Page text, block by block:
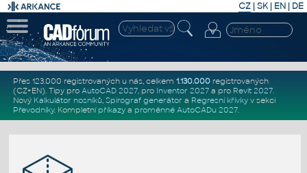
CZ | SK| EN | DE
Přes 123.000 registrovaných u nás, celkem 1.130.000registrovaných
(CZ+EN). Tipy pro AutoCAD 2027, pro Inventor 2027a pro Revit 2027.
Nový Kalkulátor nosníků, Spirograf generátor a Regresní křivkyv sekci
Převodníky. Kompletní příkazya proměnné AutoCADu 2027.